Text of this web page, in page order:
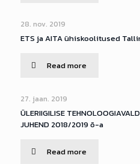
28. nov. 2019
ETS ja AITA ühiskoolitused
Read more
27. jaan. 2019
ÜLERIIGILISE
JUHEND 2018/2019 õ-a
Read more